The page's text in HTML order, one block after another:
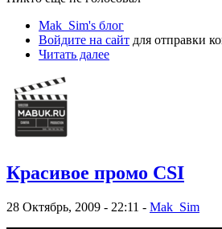
Mak_Sim's блог
Войдите на сайт для отправки
Читать далее
Красивое промо CSI
28 Октябрь, 2009 - 22:11 - Mak_Sim